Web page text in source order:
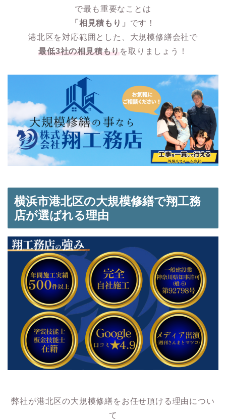
で最も重要なことは
「相見積もり」 です！
港北区を対応範囲とした、大規模修繕会社で
最低3社の相見積もり を取りましょう！
横浜市港北区の大規模修繕で翔工務
店が選ばれる理由
弊社が港北区の大規模修繕をお任せ頂ける理由につい
て